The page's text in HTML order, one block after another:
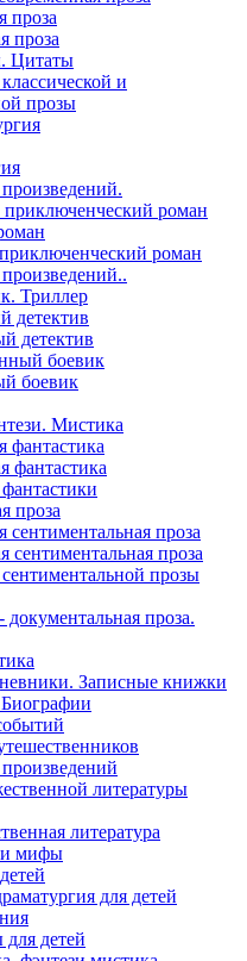
проза
проза
Цитаты
и
прозы
роман
роман
Триллер
детектив
детектив
боевик
боевик
Мистика
фантастика
фантастика
проза
сентиментальная проза
сентиментальная проза
прозы
проза.
Записные книжки
литературы
литература
и мифы
для детей
детей